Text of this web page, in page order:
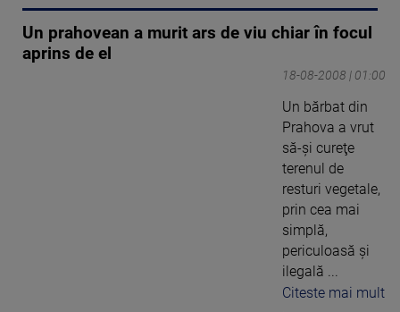
Un prahovean a murit ars de viu chiar în focul
aprins de el
18-08-2008 | 01:00
Un bărbat din
Prahova a vrut
să-şi cureţe
terenul de
resturi vegetale,
prin cea mai
simplă,
periculoasă şi
ilegală ...
Citeste mai mult